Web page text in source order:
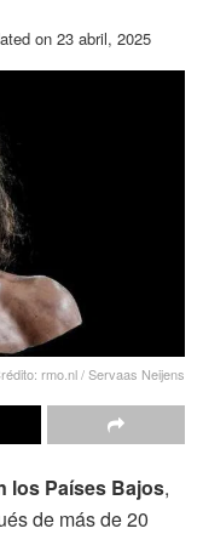
on 23 abril, 2025
rmo.nl / Servaas Neijens
los Países Bajos,
de más de 20